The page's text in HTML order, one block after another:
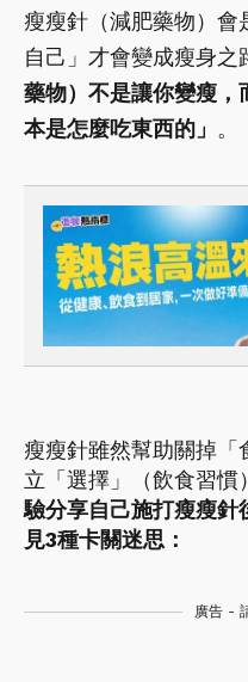
瘦瘦針（減肥藥物）會
自己」才會變成瘦身之
藥物）不是讓你變瘦，
本是怎麼吃東西的」 。
瘦瘦針雖然幫助關掉「
立「選擇」（飲食習慣
驗分享自己施打瘦瘦針
見3種卡關迷思：
廣告 -